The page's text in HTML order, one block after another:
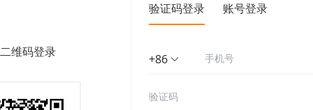
维码登录
验证码登录 账号登录
+86